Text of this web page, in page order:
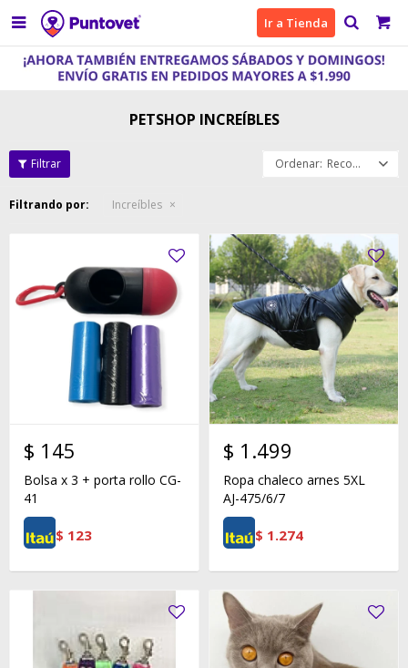
 Ir a Tienda
PETSHOP INCREÍBLES
Recomendados
Filtrando por: Increíbles
$ 145
Bolsa x 3 + porta rollo CG-
41
$ 123
$ 1.499
Ropa chaleco arnes 5XL
AJ-475/6/7
$ 1.274